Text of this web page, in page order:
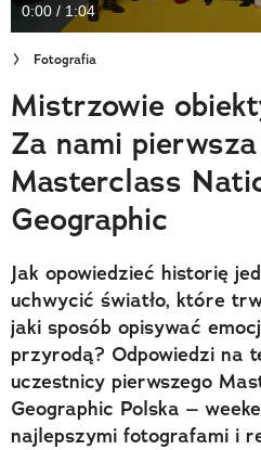
Cuda Polski
Wielki Konkurs Fotograficzny
Trendbook Podróżniczy
Polecane
0:00 / 1:04
Fotografia
Mistrzowie
Za nami
Masterclass
Geographic
Jak opowiedzieć historię
uchwycić światło, które
jaki sposób opisywać
przyrodą? Odpowiedzi na
uczestnicy pierwszego
Geographic Polska –
najlepszymi fotografami i